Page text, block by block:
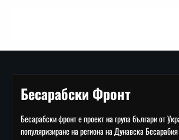
Бесарабски Фронт
Бесарабски фронт е проект на група българи от
популяризиране на региона на Дунавска